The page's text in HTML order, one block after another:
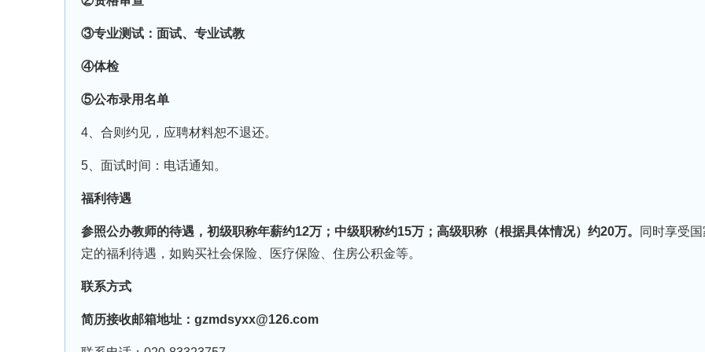
③专业测试：面试、专业试教
④体检
⑤公布录用名单
4、合则约见，应聘材料恕不退还。
5、面试时间：电话通知。
福利待遇
参照公办教师的待遇，初级职称年薪约12万；中级职称约15万；高级职称（根据具体情况）约20万。
同时享受
定的福利待遇，如购买社会保险、医疗保险、住房公积金等。
联系方式
简历接收邮箱地址：gzmdsyxx@126.com